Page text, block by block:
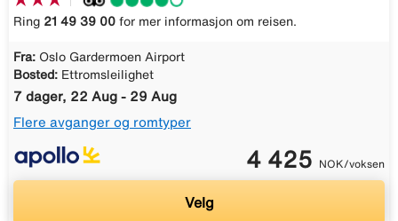
Ring 21 49 39 00 for mer informasjon om reisen.
Fra: Oslo Gardermoen Airport
Bosted: Ettromsleilighet
7 dager, 22 Aug - 29 Aug
Flere avganger og romtyper
4 425 NOK/voksen
Velg